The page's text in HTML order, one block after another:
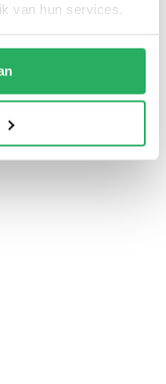
van hun services.